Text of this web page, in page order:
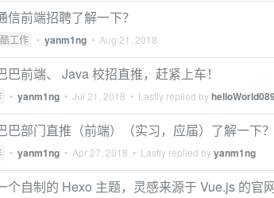
信前端招聘了解一下？
酷工作 • yanm1ng • Aug 21, 2018
巴前端、 Java 校招直推，赶紧上车！
• yanm1ng • Jul 21, 2018 • Lastly replied byhelloWorld089
巴部门直推（前端）（实习，应届）了解一下？
• yanm1ng • Apr 27, 2018 • Lastly replied byyanm1ng
个自制的 Hexo 主题，灵感来源于 Vue.js 的官